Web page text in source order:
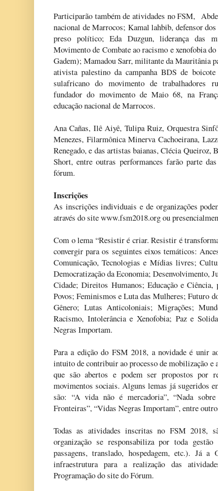
Participarão também de atividades no FSM,
nacional de Marrocos; Kamal lahbib, defensor
preso político; Eda Duzgun, liderança das
Movimento de Combate ao racismo e xenofobia
Gadem); Mamadou Sarr, militante da Mauritânia
ativista palestino da campanha BDS de
sulafricano do movimento de trabalhadores
fundador do movimento de Maio 68, na
educação nacional de Marrocos.
Ana Cañas, Ilê Aiyê, Tulipa Ruiz, Orquestra
Menezes, Filarmônica Minerva Cachoeirana,
Renegado, e das artistas baianas, Clécia
Short, entre outras performances farão parte
fórum.
Inscrições
As inscrições individuais e de organizações
através do site www.fsm2018.org ou
Com o lema “Resistir é criar. Resistir é
convergir para os seguintes eixos temáticos:
Comunicação, Tecnologias e Mídias livres;
Democratização da Economia; Desenvolvimento,
Cidade; Direitos Humanos; Educação e Ciência,
Povos; Feminismos e Luta das Mulheres; Futuro
Gênero; Lutas Anticoloniais; Migrações;
Racismo, Intolerância e Xenofobia; Paz e
Negras Importam.
Para a edição do FSM 2018, a novidade é unir
intuito de contribuir ao processo de mobilização e
que são abertos e podem ser propostos por
movimentos sociais. Alguns lemas já sugeridos
são: “A vida não é mercadoria”, “Nada
Fronteiras”, “Vidas Negras Importam”, entre
Todas as atividades inscritas no FSM 2018,
organização se responsabiliza por toda
passagens, translado, hospedagem, etc.). Já
infraestrutura para a realização das
Programação do site do Fórum.